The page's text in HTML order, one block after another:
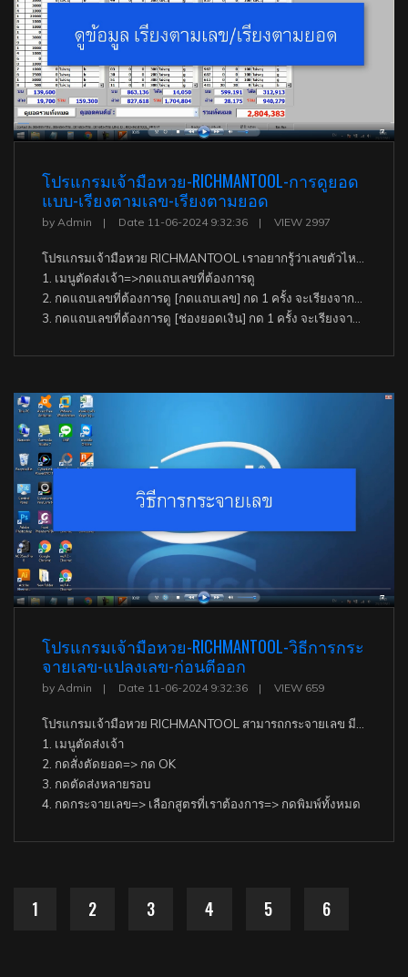
โปรแกรมเจ้ามือหวย-RICHMANTOOL-การดูยอด
แบบ-เรียงตามเลข-เรียงตามยอด
by Admin Date 11-06-2024 9:32:36 VIEW 2997
1. เมนูตัดส่งเจ้า=>กดแถบเลขที่ต้องการดู
2. กดแถบเลขที่ต้องการดู [กดแถบเลข] กด 1 ครั้ง จะเรียงจากน้อยไปมาก กดอีก 1 ครั้งจะเรียงจากมากไปน้อย
3. กดแถบเลขที่ต้องการดู [ช่องยอดเงิน] กด 1 ครั้ง จะเรียงจากน้อยไปมาก กดอีก 1 ครั้งจะเรียงจากมากไปน้อย
โปรแกรมเจ้ามือหวย-RICHMANTOOL-วิธีการกระ
จายเลข-แปลงเลข-ก่อนตีออก
by Admin Date 11-06-2024 9:32:36 VIEW 659
1. เมนูตัดส่งเจ้า
2. กดสั่งตัดยอด=> กด OK
3. กดตัดส่งหลายรอบ
4. กดกระจายเลข=> เลือกสูตรที่เราต้องการ=> กดพิมพ์ทั้งหมด
1 2 3 4 5 6